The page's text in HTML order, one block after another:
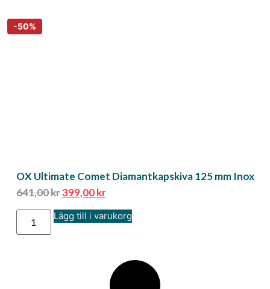
OX Ultimate Comet Diamantkapskiva 125 mm Inox
641,00kr399,00kr
Lägg till i varukorg